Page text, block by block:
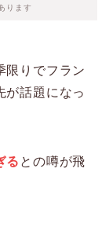
ります
限りでフラン
が話題になっ
る との噂が飛